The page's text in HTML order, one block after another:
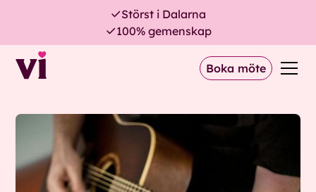
Störst i Dalarna
100% gemenskap
Boka möte